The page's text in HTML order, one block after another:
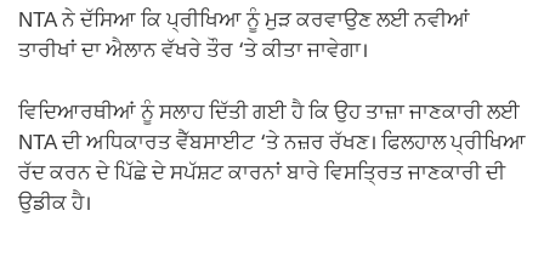
NTA ਨੇ ਦੱਸਿਆ ਕਿ ਪ੍ਰੀਖਿਆ ਨੂੰ ਮੁੜ ਕਰਵਾਉਣ ਲਈ ਨਵੀਆਂ
ਤਾਰੀਖਾਂ ਦਾ ਐਲਾਨ ਵੱਖਰੇ ਤੌਰ ‘ਤੇ ਕੀਤਾ ਜਾਵੇਗਾ।
ਵਿਦਿਆਰਥੀਆਂ ਨੂੰ ਸਲਾਹ ਦਿੱਤੀ ਗਈ ਹੈ ਕਿ ਉਹ ਤਾਜ਼ਾ ਜਾਣਕਾਰੀ ਲਈ
NTA ਦੀ ਅਧਿਕਾਰਤ ਵੈੱਬਸਾਈਟ ‘ਤੇ ਨਜ਼ਰ ਰੱਖਣ। ਫਿਲਹਾਲ ਪ੍ਰੀਖਿਆ
ਰੱਦ ਕਰਨ ਦੇ ਪਿੱਛੇ ਦੇ ਸਪੱਸ਼ਟ ਕਾਰਨਾਂ ਬਾਰੇ ਵਿਸਤ੍ਰਿਤ ਜਾਣਕਾਰੀ ਦੀ
ਉਡੀਕ ਹੈ।